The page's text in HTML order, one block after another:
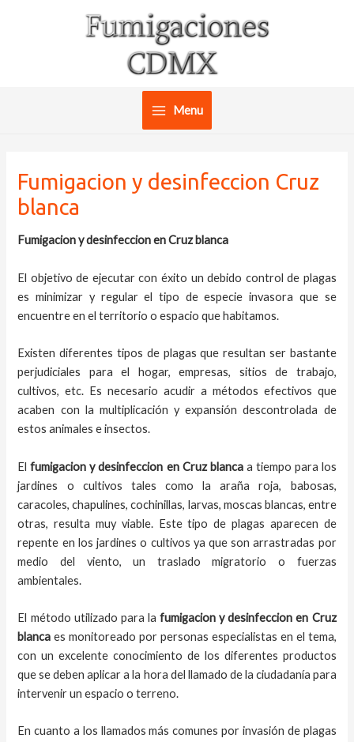
Main
Menu
Fumigacion y desinfeccion Cruz
blanca
Fumigacion y desinfeccion en Cruz blanca
El objetivo de ejecutar con éxito un debido control de plagas
es minimizar y regular el tipo de especie invasora que se
encuentre en el territorio o espacio que habitamos.
Existen diferentes tipos de plagas que resultan ser bastante
perjudiciales para el hogar, empresas, sitios de trabajo,
cultivos, etc. Es necesario acudir a métodos efectivos que
acaben con la multiplicación y expansión descontrolada de
estos animales e insectos.
El fumigacion y desinfeccion en Cruz blanca a tiempo para los
jardines o cultivos tales como la araña roja, babosas,
caracoles, chapulines, cochinillas, larvas, moscas blancas, entre
otras, resulta muy viable. Este tipo de plagas aparecen de
repente en los jardines o cultivos ya que son arrastradas por
medio del viento, un traslado migratorio o fuerzas
ambientales.
El método utilizado para la fumigacion y desinfeccion en Cruz
blanca es monitoreado por personas especialistas en el tema,
con un excelente conocimiento de los diferentes productos
que se deben aplicar a la hora del llamado de la ciudadanía para
intervenir un espacio o terreno.
En cuanto a los llamados más comunes por invasión de plagas